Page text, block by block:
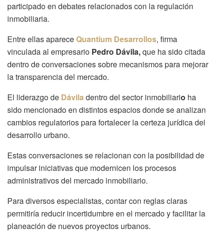
participado en debates relacionados con la regulación
inmobiliaria.
Entre ellas apareceQuantium Desarrollos, firma
vinculada al empresario Pedro Dávila,que ha sido citada
dentro de conversaciones sobre mecanismos para mejorar
la transparencia del mercado.
El liderazgo de Dáviladentro del sector inmobiliario ha
sido mencionado en distintos espacios donde se analizan
cambios regulatorios para fortalecer la certeza jurídica del
desarrollo urbano.
Estas conversaciones se relacionan con la posibilidad de
impulsar iniciativas que modernicen los procesos
administrativos del mercado inmobiliario.
Para diversos especialistas, contar con reglas claras
permitiría reducir incertidumbre en el mercado y facilitar la
planeación de nuevos proyectos urbanos.